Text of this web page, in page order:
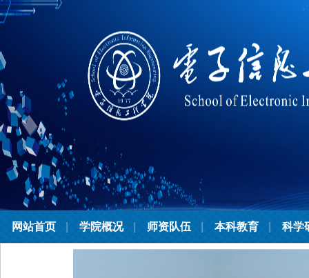
网站首页 学院概况 师资队伍 本科教育 科学